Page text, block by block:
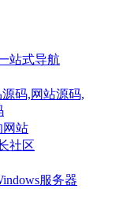
站式导航
源码,网站源码,
网站
社区
服务器